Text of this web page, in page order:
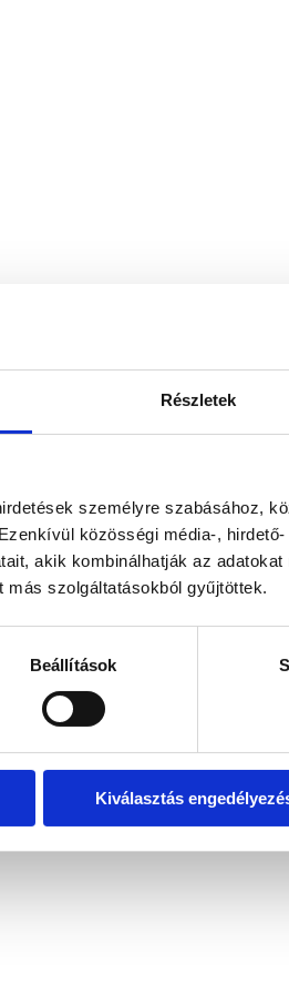
Részletek
személyre szabásához,
közösségi média-,
akik kombinálhatják az
szolgáltatásokból gyűjtöttek.
Beállítások
Kiválasztás
has occurred while loading